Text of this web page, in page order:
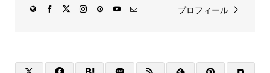
プロフィール